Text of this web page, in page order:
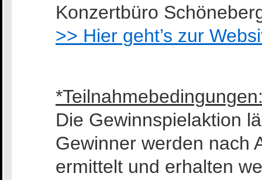
Konzertbüro
>> Hier geht’s zur
Die Gewinnspielaktion
Gewinner werden nach
ermittelt und erhalten